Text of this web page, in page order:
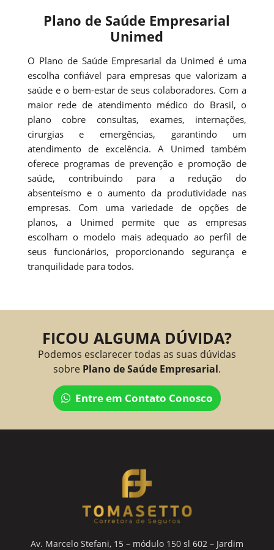
Plano de Saúde Empresarial
Unimed
O Plano de Saúde Empresarial da Unimed é uma
escolha confiável para empresas que valorizam a
saúde e o bem-estar de seus colaboradores. Com a
maior rede de atendimento médico do Brasil, o
plano cobre consultas, exames, internações,
cirurgias e emergências, garantindo um
atendimento de excelência. A Unimed também
oferece programas de prevenção e promoção de
saúde, contribuindo para a redução do
absenteísmo e o aumento da produtividade nas
empresas. Com uma variedade de opções de
planos, a Unimed permite que as empresas
escolham o modelo mais adequado ao perfil de
seus funcionários, proporcionando segurança e
tranquilidade para todos.
FICOU ALGUMA DÚVIDA?
Podemos esclarecer todas as suas dúvidas
sobre Plano de Saúde Empresarial.
Entre em Contato Conosco
Av. Marcelo Stefani, 15 – módulo 150 sl 602 – Jardim